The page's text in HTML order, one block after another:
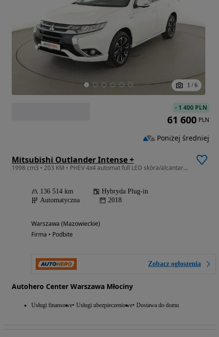
1 / 6
Mitsubishi Outlander Intense +
1998 cm3 • 203 KM • PHEV 4x4 automat full LED skóra/alcantara klima auto grzane fotele kam
136 514 km
Hybryda Plug-in
Automatyczna
2018
Warszawa (Mazowieckie)
Firma • Podbite
Zobacz ogłoszenia
Autohero Center Warszawa Młociny
Usługi finansowe Usługi ubezpieczeniowe Dostawa do domu
- 1 400 PLN
61 600 PLN
Poniżej średniej